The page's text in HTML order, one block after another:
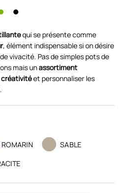
qui se présente comme
, élément indispensable si on désire
vivacité. Pas de simples pots de
mais unassortiment
créativitéet personnaliser les
ROMARIN
SABLE